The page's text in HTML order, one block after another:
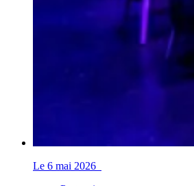
Le 6 mai 2026